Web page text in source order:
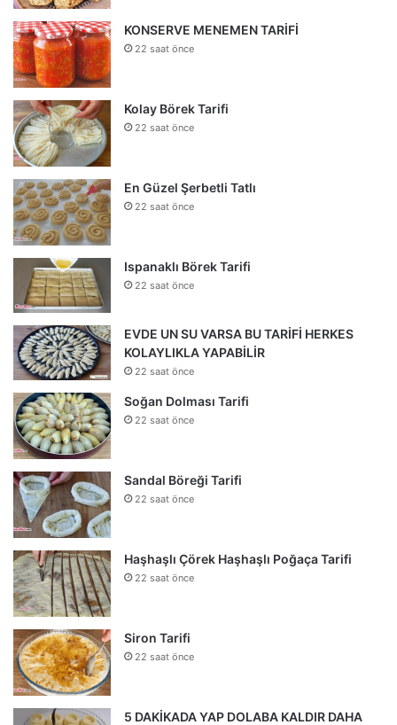
KONSERVE MENEMEN TARİFİ
22 saat önce
Kolay Börek Tarifi
22 saat önce
En Güzel Şerbetli Tatlı
22 saat önce
Ispanaklı Börek Tarifi
22 saat önce
EVDE UN SU VARSA BU TARİFİ HERKES
KOLAYLIKLA YAPABİLİR
22 saat önce
Soğan Dolması Tarifi
22 saat önce
Sandal Böreği Tarifi
22 saat önce
Haşhaşlı Çörek Haşhaşlı Poğaça Tarifi
22 saat önce
Siron Tarifi
22 saat önce
5 DAKİKADA YAP DOLABA KALDIR DAHA